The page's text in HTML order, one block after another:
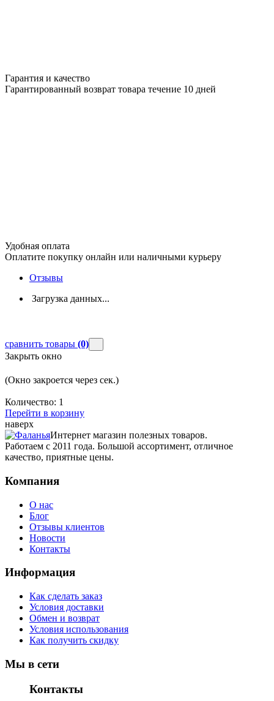
Гарантия и качество
Гарантированный возврат товара течение 10 дней
Удобная оплата
Оплатите покупку онлайн или наличными курьеру
Отзывы
Загрузка данных...
сравнить товары (0)
Закрыть окно
(Окно закроется через сек.)
Количество: 1
Перейти в корзину
наверх
Интернет магазин полезных товаров.
Работаем с 2011 года. Большой ассортимент, отличное
качество, приятные цены.
Компания
О нас
Блог
Отзывы клиентов
Новости
Контакты
Информация
Как сделать заказ
Условия доставки
Обмен и возврат
Условия использования
Как получить скидку
Мы в сети
Контакты